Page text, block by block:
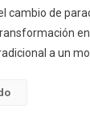
cambio de
a un